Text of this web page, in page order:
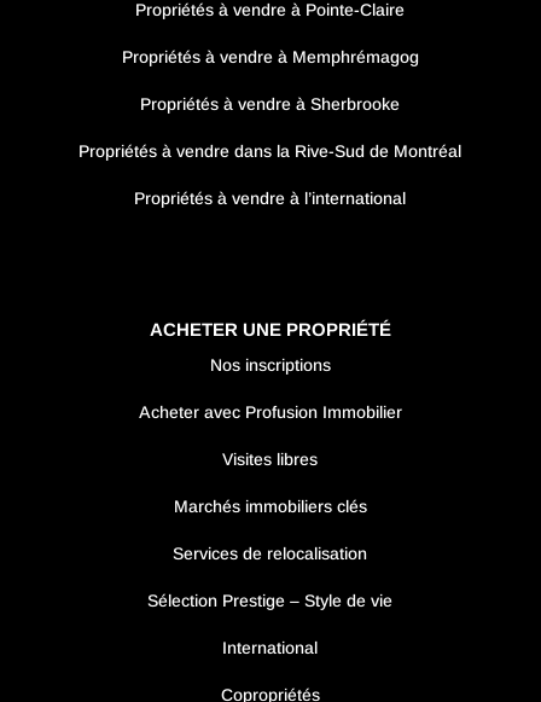
Propriétés à vendre à Pointe-Claire
Propriétés à vendre à Memphrémagog
Propriétés à vendre à Sherbrooke
Propriétés à vendre dans la Rive-Sud de Montréal
Propriétés à vendre à l’international
ACHETER UNE PROPRIÉTÉ
Nos inscriptions
Acheter avec Profusion Immobilier
Visites libres
Marchés immobiliers clés
Services de relocalisation
Sélection Prestige – Style de vie
International
Copropriétés